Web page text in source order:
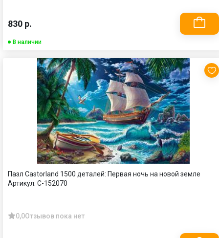
830 р.
В наличии
Пазл Castorland 1500 деталей: Первая ночь на новой земле
Артикул: C-152070
0,0Отзывов пока нет